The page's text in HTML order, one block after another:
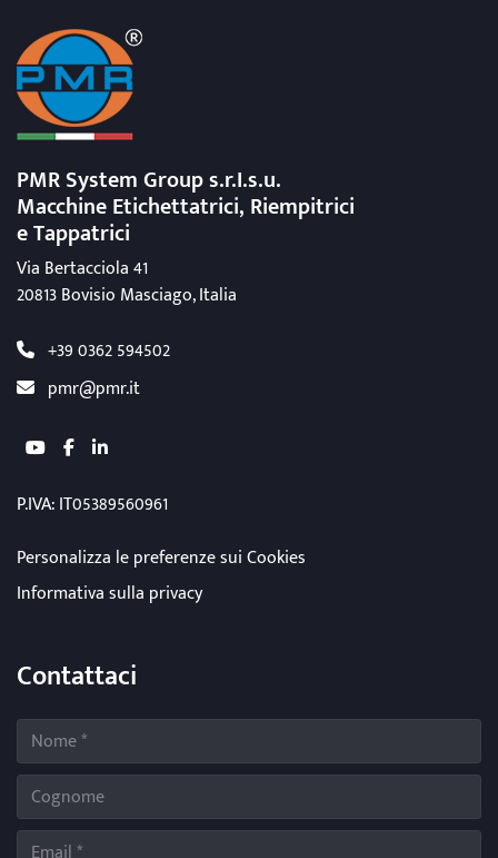
PMR System Group s.r.I.s.u.
Macchine Etichettatrici, Riempitrici
e Tappatrici
Via Bertacciola 41
20813 Bovisio Masciago, Italia
+39 0362 594502
pmr@pmr.it
youtubefacebooklinkedin
P.IVA: IT05389560961
Personalizza le preferenze sui Cookies
Informativa sulla privacy
Contattaci